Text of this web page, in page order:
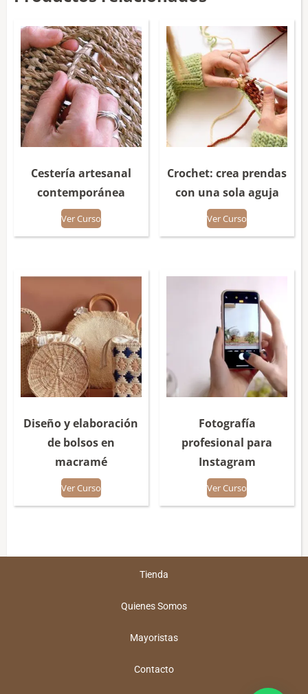
Cestería artesanal
contemporánea
Ver Curso
Crochet: crea prendas
con una sola aguja
Ver Curso
Diseño y elaboración
de bolsos en
macramé
Ver Curso
Fotografía
profesional para
Instagram
Ver Curso
Tienda
Quienes Somos
Mayoristas
Contacto